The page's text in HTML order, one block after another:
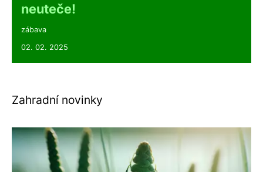
neuteče!
zábava
02. 02. 2025
Zahradní novinky